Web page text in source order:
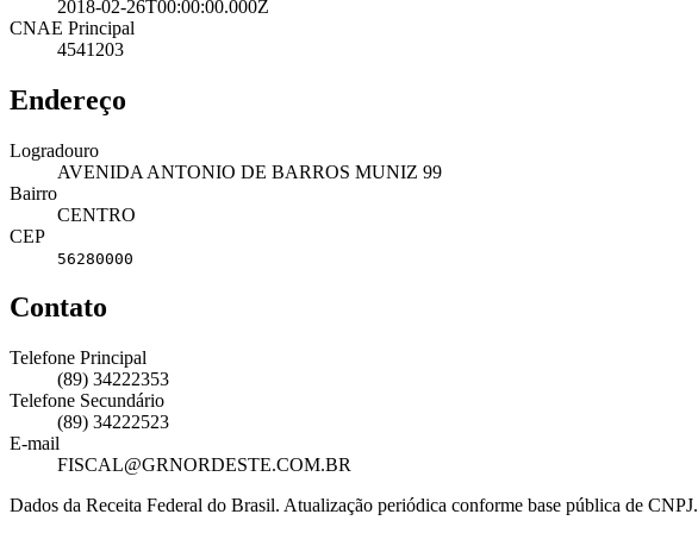
2018-02-26T00:00:00.000Z
CNAE Principal
4541203
Endereço
Logradouro
AVENIDA ANTONIO DE BARROS MUNIZ 99
Bairro
CENTRO
CEP
56280000
Contato
Telefone Principal
(89) 34222353
Telefone Secundário
(89) 34222523
E-mail
FISCAL@GRNORDESTE.COM.BR
Dados da Receita Federal do Brasil. Atualização periódica conforme base pública de CNPJ.